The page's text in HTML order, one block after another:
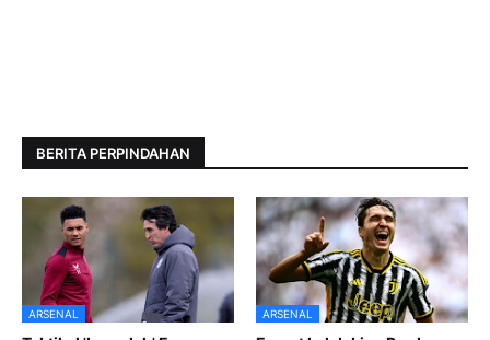
BERITA PERPINDAHAN
ARSENAL ARSENAL